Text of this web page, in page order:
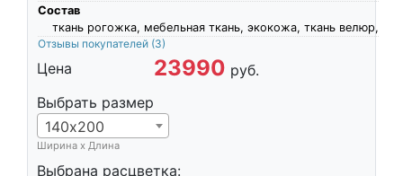
Состав
ткань рогожка, мебельная ткань, экокожа, ткань велюр,
Отзывы покупателей (3)
Цена 23990 руб.
Выбрать размер
140х200
Ширина х Длина
Выбрана расцветка: